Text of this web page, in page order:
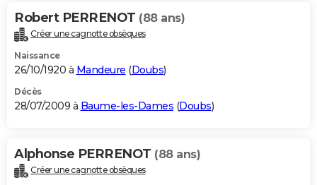
Robert PERRENOT (88 ans)
Créer une cagnotte obsèques
Naissance
26/10/1920 à Mandeure (Doubs)
Décès
28/07/2009 à Baume-les-Dames (Doubs)
Alphonse PERRENOT (88 ans)
Créer une cagnotte obsèques